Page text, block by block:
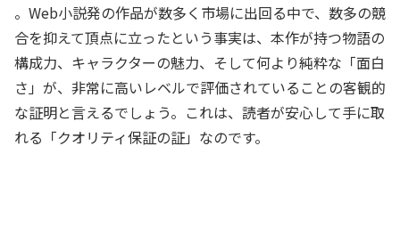
。Web小説発の作品が数多く市場に出回る中で、数多の競
合を抑えて頂点に立ったという事実は、本作が持つ物語の
構成力、キャラクターの魅力、そして何より純粋な「面白
さ」が、非常に高いレベルで評価されていることの客観的
な証明と言えるでしょう。これは、読者が安心して手に取
れる「クオリティ保証の証」なのです。